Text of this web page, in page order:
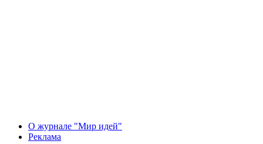
О журнале "Мир идей"
Реклама